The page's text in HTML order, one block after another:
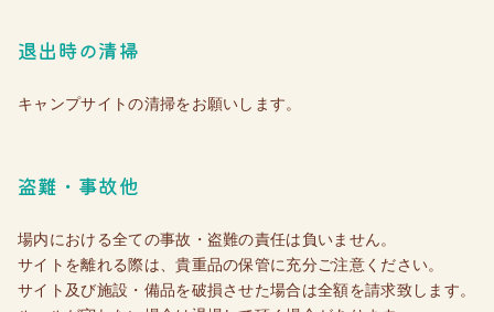
退出時の清掃
キャンプサイトの清掃をお願いします。
盗難・事故他
場内における全ての事故・盗難の責任は負いません。
サイトを離れる際は、貴重品の保管に充分ご注意ください。
サイト及び施設・備品を破損させた場合は全額を請求致します。